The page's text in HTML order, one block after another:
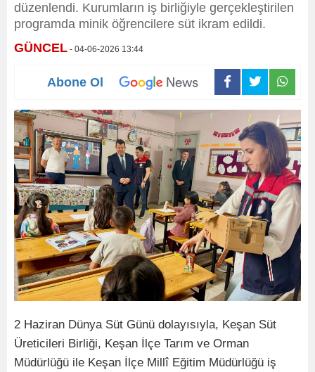
düzenlendi. Kurumların iş birliğiyle gerçekleştirilen
programda minik öğrencilere süt ikram edildi.
GÜNCEL - 04-06-2026 13:44
Abone Ol
2 Haziran Dünya Süt Günü dolayısıyla, Keşan Süt
Üreticileri Birliği, Keşan İlçe Tarım ve Orman
Müdürlüğü ile Keşan İlçe Millî Eğitim Müdürlüğü iş